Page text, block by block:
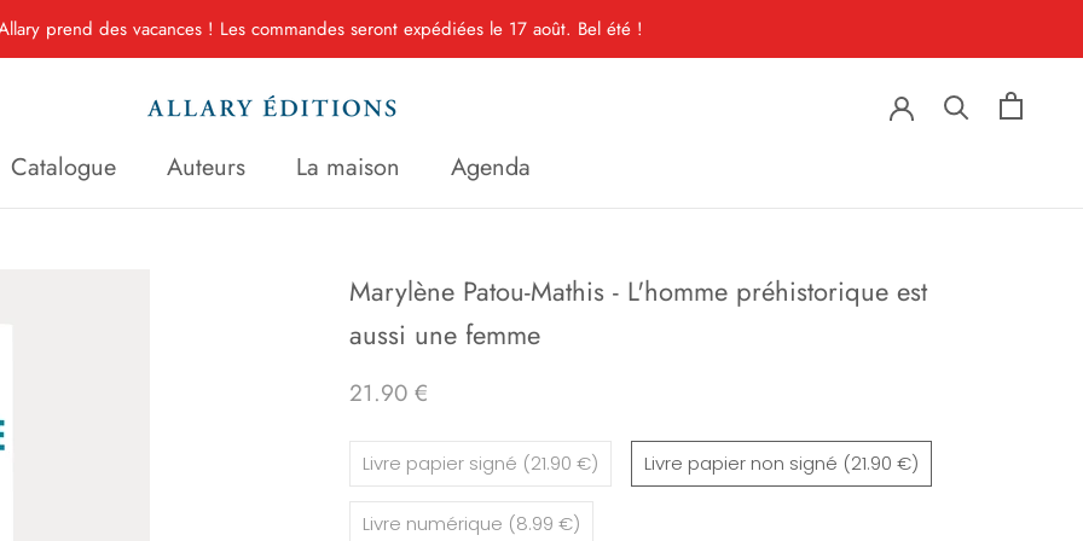
prend des vacances ! Les commandes seront expédiées le 17 août. Bel été !
Catalogue
Catalogue
Auteurs La maison Agenda
Agenda
Marylène Patou-Mathis - L'homme préhistorique est
aussi une femme
21.90 €
Livre papier signé (21.90 €) Livre papier non signé (21.90 €)
Livre numérique (8.99 €)